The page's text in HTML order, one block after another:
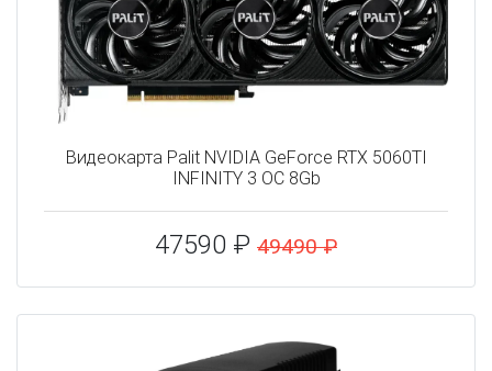
Видеокарта Palit NVIDIA GeForce RTX 5060TI
INFINITY 3 OC 8Gb
47590 ₽ 49490 ₽